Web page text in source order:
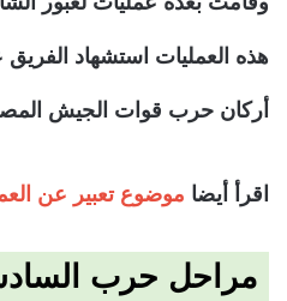
هذه العمليات استشهاد
أركان حرب قوات الجيش
اقرأ أيضا موضوع تعبير عن
مراحل حرب